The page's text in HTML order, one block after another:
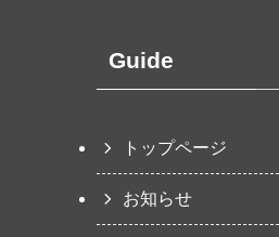
Guide
トップページ
お知らせ